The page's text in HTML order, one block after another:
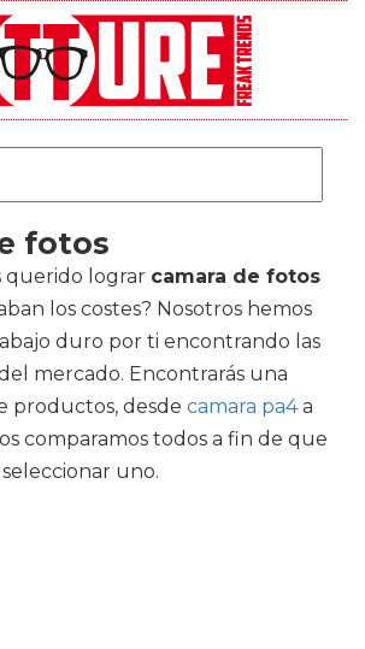
fotos
querido lograr camara de fotos
los costes? Nosotros hemos
duro por ti encontrando las
mercado. Encontrarás una
productos, desde camara pa4a
comparamos todos a fin de que
uno.